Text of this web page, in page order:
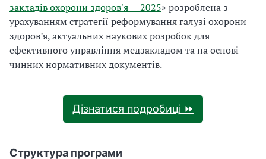
закладів охорони здоров'я — 2025» розроблена з
урахуванням стратегії реформування галузі охорони
здоров’я, актуальних наукових розробок для
ефективного управління медзакладом та на основі
чинних нормативних документів.
Дізнатися подробиці ⏩
Структура програми